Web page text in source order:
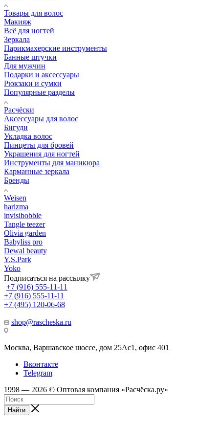
Товары для волос
Макияж
Всё для ногтей
Зеркала
Парикмахерские инструменты
Банные штучки
Для мужчин
Подарки и аксессуары
Рюкзаки и сумки
Популярные разделы
Расчёски
Аксессуары для волос
Бигуди
Укладка волос
Пинцеты для бровей
Украшения для ногтей
Инструменты для маникюра
Карманные зеркала
Бренды
Weisen
harizma
invisibobble
Tangle teezer
Olivia garden
Babyliss pro
Dewal beauty
Y.S.Park
Yoko
Подписаться на рассылку
+7 (916) 555-11-11
+7 (916) 555-11-11
+7 (495) 120-06-68
shop@rascheska.ru
Москва, Варшавское шоссе, дом 25Аc1, офис 401
Вконтакте
Telegram
1998 — 2026 © Оптовая компания «Расчёска.ру»
Найти